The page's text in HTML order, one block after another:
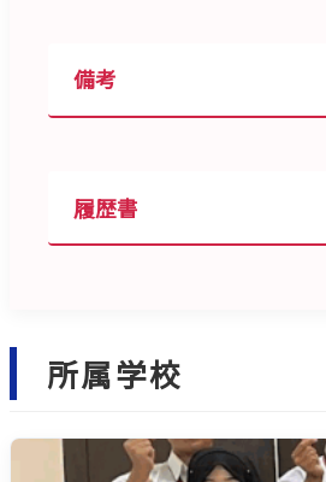
備考
履歴書
所属学校